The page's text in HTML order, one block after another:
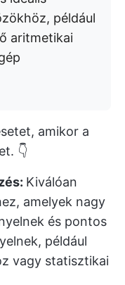
például
aritmetikai
amikor a
👇
Kiválóan
amelyek nagy
és pontos
például
vagy statisztikai